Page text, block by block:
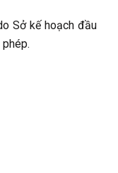
Sở kế hoạch đầu